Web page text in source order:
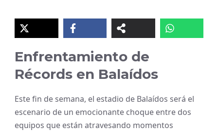
Enfrentamiento de
Récords en Balaídos
Este fin de semana, el estadio de Balaídos será el
escenario de un emocionante choque entre dos
equipos que están atravesando momentos